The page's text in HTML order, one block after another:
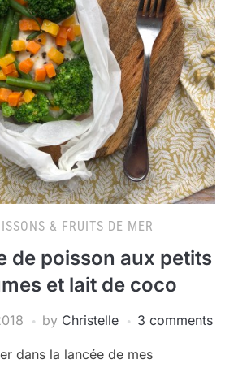
& FRUITS DE MER
de poisson aux petits
et lait de coco
by Christelle 3 comments
dans la lancée de mes